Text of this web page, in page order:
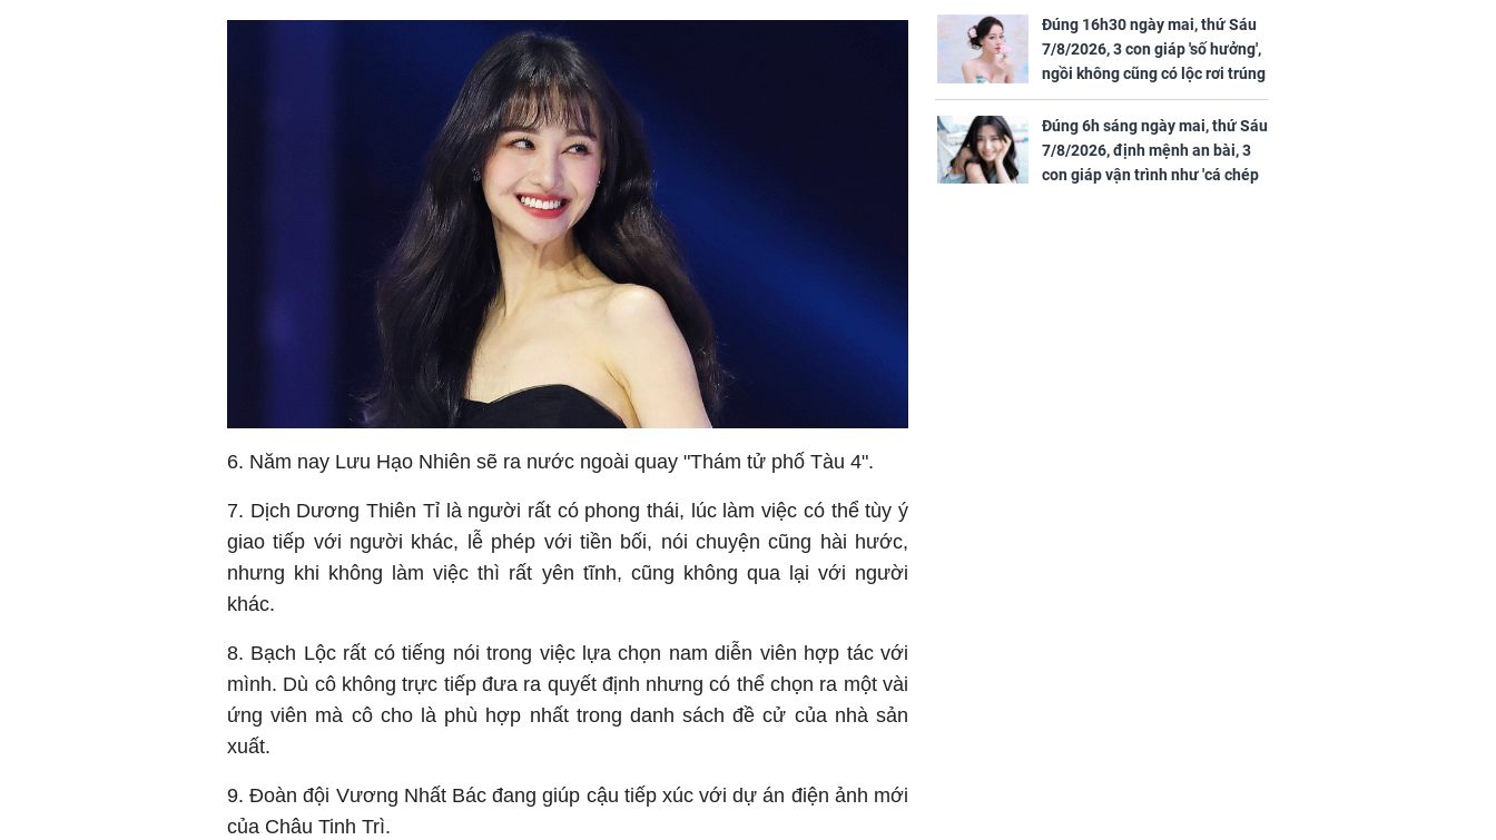
6. Năm nay Lưu Hạo Nhiên sẽ ra nước ngoài quay "Thám tử phố Tàu 4".
7. Dịch Dương Thiên Tỉ là người rất có phong thái, lúc làm việc có thể tùy ý
giao tiếp với người khác, lễ phép với tiền bối, nói chuyện cũng hài hước,
nhưng khi không làm việc thì rất yên tĩnh, cũng không qua lại với người
khác.
8. Bạch Lộc rất có tiếng nói trong việc lựa chọn nam diễn viên hợp tác với
mình. Dù cô không trực tiếp đưa ra quyết định nhưng có thể chọn ra một vài
ứng viên mà cô cho là phù hợp nhất trong danh sách đề cử của nhà sản
xuất.
9. Đoàn đội Vương Nhất Bác đang giúp cậu tiếp xúc với dự án điện ảnh mới
của Châu Tinh Trì.
không đồng hành cùng
Châu Tinh Trì, Địch Lệ
Nhiệt Ba quảng bá
Đúng 16h30 ngày mai, thứ Sáu
7/8/2026, 3 con giáp 'số hưởng',
ngồi không cũng có lộc rơi trúng
đầu, vừa tránh được họa vừa có
tiền vàng
Đúng 6h sáng ngày mai, thứ Sáu
7/8/2026, định mệnh an bài, 3
con giáp vận trình như 'cá chép